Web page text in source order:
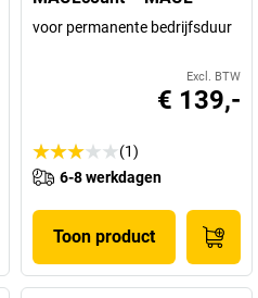
voor permanente bedrijfsduur
Excl. BTW
€ 139,-
(1)
6-8 werkdagen
Toon product